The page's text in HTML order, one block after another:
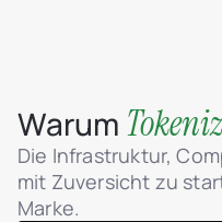
Warum
Die Infrastruktur,
mit Zuversicht zu
Marke.